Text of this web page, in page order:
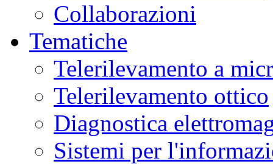
Collaborazioni
Tematiche
Telerilevamento a
Telerilevamento ottico
Diagnostica
Sistemi per